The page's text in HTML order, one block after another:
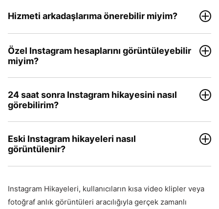
Hizmeti arkadaşlarıma önerebilir miyim?
Özel Instagram hesaplarını görüntüleyebilir
miyim?
24 saat sonra Instagram hikayesini nasıl
görebilirim?
Eski Instagram hikayeleri nasıl
görüntülenir?
Instagram Hikayeleri, kullanıcıların kısa video klipler veya
fotoğraf anlık görüntüleri aracılığıyla gerçek zamanlı